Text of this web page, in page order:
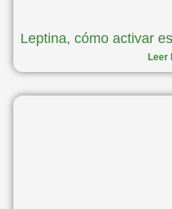
Leptina, cómo activar
Leer